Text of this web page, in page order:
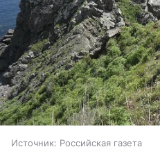
Источник: Российская газета